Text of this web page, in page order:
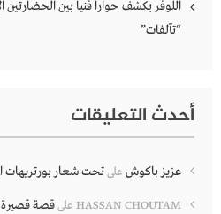
اللوفر يكشف حواراً فنياً بين الحضارتين
“تآلفات”
أحدث التعليقات
عزيز باكوش علىتحت شعار بورتريهات
HASSAN CHOUTAM علىقصة